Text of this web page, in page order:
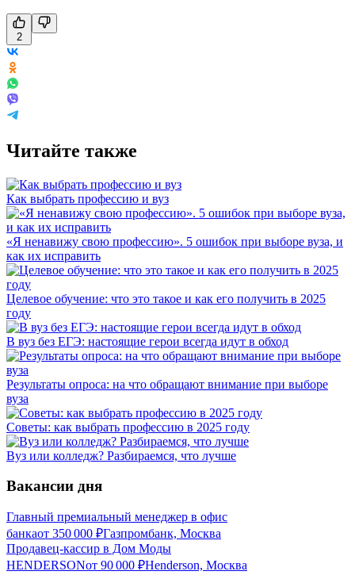
2
Читайте также
Как выбрать профессию и вуз
«Я ненавижу свою профессию». 5 ошибок при выборе вуза, и
как их исправить
Целевое обучение: что это такое и как его получить в 2025
году
В вуз без ЕГЭ: настоящие герои всегда идут в обход
Результаты опроса: на что обращают внимание при выборе
вуза
Советы: как выбрать профессию в 2025 году
Вуз или колледж? Разбираемся, что лучше
Вакансии дня
Главный премиальный менеджер в офис
банкаот 350 000 ₽Газпромбанк, Москва
Продавец-кассир в Дом Моды
HENDERSONот 90 000 ₽Henderson, Москва